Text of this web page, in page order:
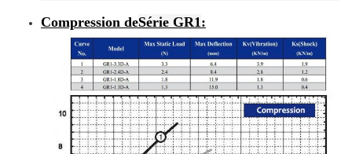
Compression deSérie GR1 :